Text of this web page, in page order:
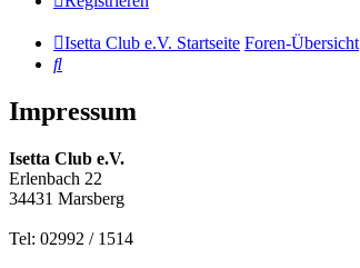
Isetta Club e.V. Startseite Foren-Übersicht
Suche
Impressum
Isetta Club e.V.
Erlenbach 22
34431 Marsberg
Tel: 02992 / 1514